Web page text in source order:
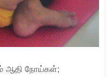
ஆதி நோய்கள்;